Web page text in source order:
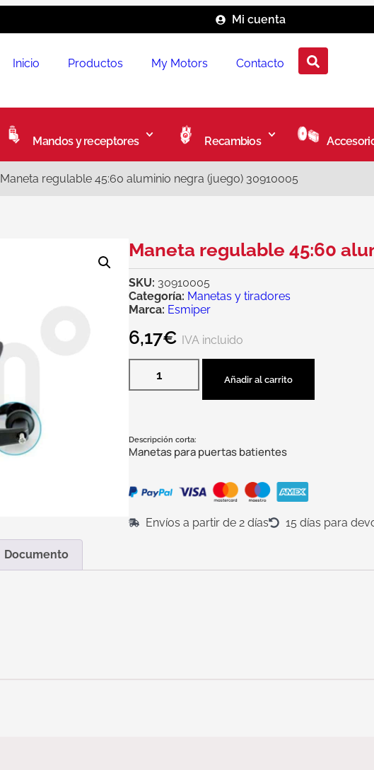
Mi cuenta
Inicio Productos My Motors Contacto
Mandos y receptores Recambios
Maneta regulable 45:60 aluminio negra (juego) 30910005
Maneta regulable 45:60
SKU: 30910005
Categoría: Manetas y tiradores
Marca: Esmiper
6,17€ IVA incluido
Añadir al carrito
Descripción corta:
Manetas para puertas batientes
Envíos a partir de 2 días 15 días para
Documento